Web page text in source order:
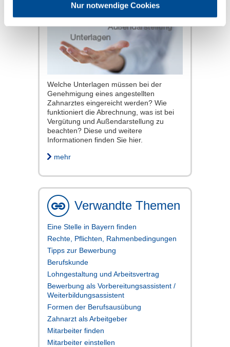
Nur notwendige Cookies
Welche Unterlagen müssen bei der
Genehmigung eines angestellten
Zahnarztes eingereicht werden? Wie
funktioniert die Abrechnung, was ist bei
Vergütung und Außendarstellung zu
beachten? Diese und weitere
Informationen finden Sie hier.
mehr
Verwandte Themen
Eine Stelle in Bayern finden
Rechte, Pflichten, Rahmenbedingungen
Tipps zur Bewerbung
Berufskunde
Lohngestaltung und Arbeitsvertrag
Bewerbung als Vorbereitungsassistent /
Weiterbildungsassistent
Formen der Berufsausübung
Zahnarzt als Arbeitgeber
Mitarbeiter finden
Mitarbeiter einstellen